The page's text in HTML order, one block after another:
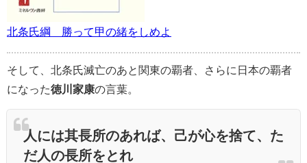
北条氏綱 勝って甲の緒をしめよ
そして、北条氏滅亡のあと関東の覇者、さらに日本の覇者
になった徳川家康の言葉。
人には其長所のあれば、己が心を捨て、た
だ人の長所をとれ